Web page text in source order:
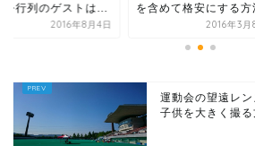
公行列のゲストは...
2016年8月4日
を含めて格安にする方
2016年3月
運動会の望遠レ
子供を大きく撮る